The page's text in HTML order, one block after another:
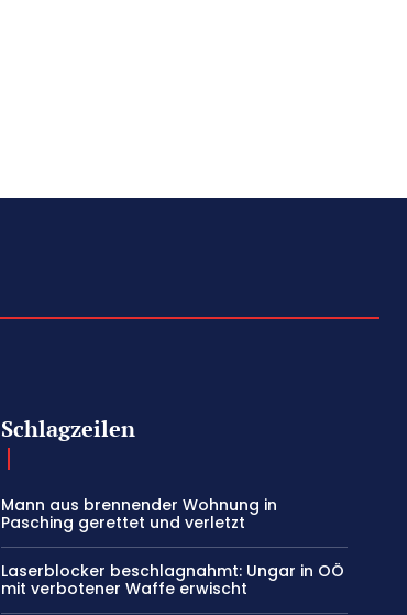
Schlagzeilen
Mann aus brennender Wohnung in
Pasching gerettet und verletzt
Laserblocker beschlagnahmt: Ungar in OÖ
mit verbotener Waffe erwischt